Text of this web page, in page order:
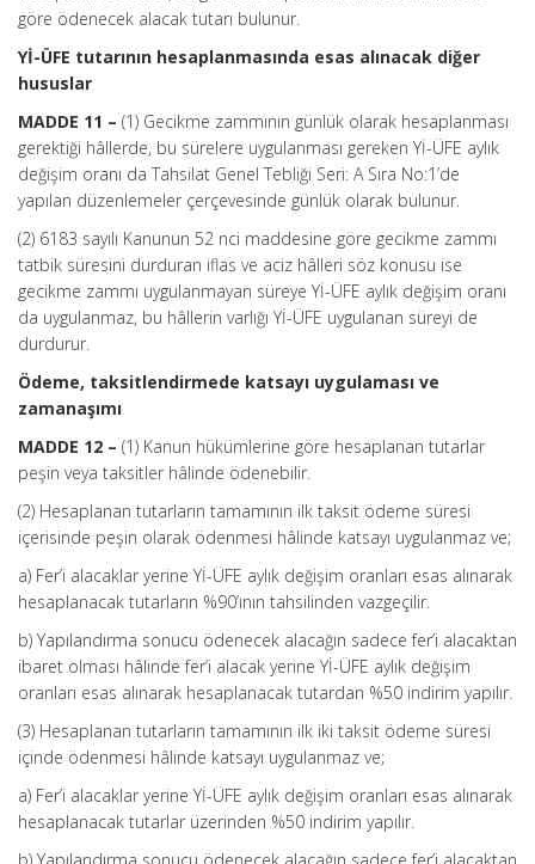
göre ödenecek alacak tutarı bulunur.
Yİ-ÜFE tutarının hesaplanmasında esas alınacak diğer
hususlar
MADDE 11 – (1) Gecikme zammının günlük olarak hesaplanması
gerektiği hâllerde, bu sürelere uygulanması gereken Yİ-ÜFE aylık
değişim oranı da Tahsilat Genel Tebliği Seri: A Sıra No:1’de
yapılan düzenlemeler çerçevesinde günlük olarak bulunur.
(2) 6183 sayılı Kanunun 52 nci maddesine göre gecikme zammı
tatbik süresini durduran iflas ve aciz hâlleri söz konusu ise
gecikme zammı uygulanmayan süreye Yİ-ÜFE aylık değişim oranı
da uygulanmaz, bu hâllerin varlığı Yİ-ÜFE uygulanan süreyi de
durdurur.
Ödeme, taksitlendirmede katsayı uygulaması ve
zamanaşımı
MADDE 12 – (1) Kanun hükümlerine göre hesaplanan tutarlar
peşin veya taksitler hâlinde ödenebilir.
(2) Hesaplanan tutarların tamamının ilk taksit ödeme süresi
içerisinde peşin olarak ödenmesi hâlinde katsayı uygulanmaz ve;
a) Fer’i alacaklar yerine Yİ-ÜFE aylık değişim oranları esas alınarak
hesaplanacak tutarların %90’ının tahsilinden vazgeçilir.
b) Yapılandırma sonucu ödenecek alacağın sadece fer’i alacaktan
ibaret olması hâlinde fer’i alacak yerine Yİ-ÜFE aylık değişim
oranları esas alınarak hesaplanacak tutardan %50 indirim yapılır.
(3) Hesaplanan tutarların tamamının ilk iki taksit ödeme süresi
içinde ödenmesi hâlinde katsayı uygulanmaz ve;
a) Fer’i alacaklar yerine Yİ-ÜFE aylık değişim oranları esas alınarak
hesaplanacak tutarlar üzerinden %50 indirim yapılır.